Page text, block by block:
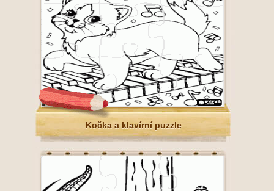
Kočka a klavírní puzzle